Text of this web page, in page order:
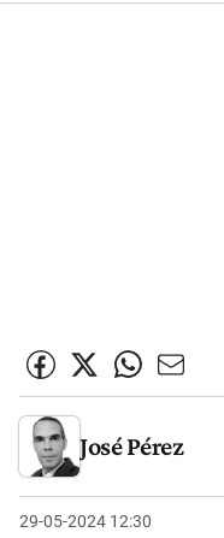
José Pérez
29-05-2024 12:30